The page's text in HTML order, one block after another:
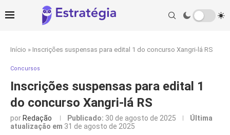
Início » Inscrições suspensas para edital 1 do concurso Xangri-lá RS
Concursos
Inscrições suspensas para edital 1
do concurso Xangri-lá RS
por Redação Publicado: 30 de agosto de 2025
Última
atualização em 31 de agosto de 2025